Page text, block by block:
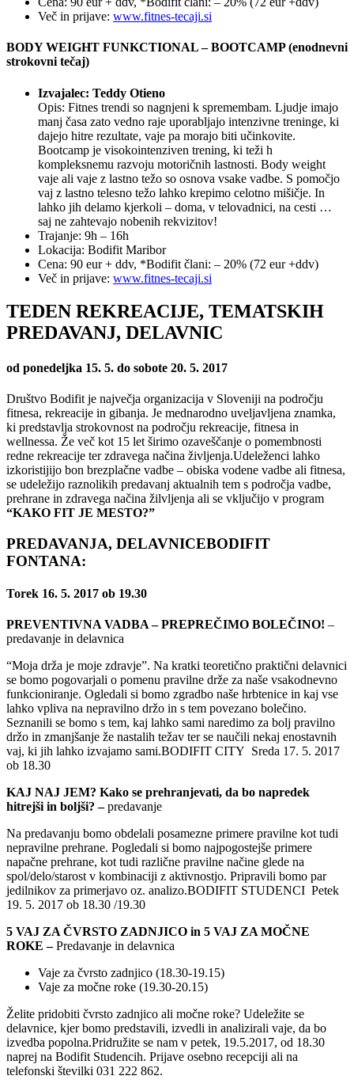
Več in prijave: www.fitnes-tecaji.si
BODY WEIGHT FUNKCTIONAL – BOOTCAMP (enodnevni
strokovni tečaj)
Izvajalec: Teddy Otieno
Opis: Fitnes trendi so nagnjeni k spremembam. Ljudje imajo
manj časa zato vedno raje uporabljajo intenzivne treninge, ki
dajejo hitre rezultate, vaje pa morajo biti učinkovite.
Bootcamp je visokointenziven trening, ki teži h
kompleksnemu razvoju motoričnih lastnosti. Body weight
vaje ali vaje z lastno težo so osnova vsake vadbe. S pomočjo
vaj z lastno telesno težo lahko krepimo celotno mišičje. In
lahko jih delamo kjerkoli – doma, v telovadnici, na cesti …
saj ne zahtevajo nobenih rekvizitov!
Trajanje: 9h – 16h
Lokacija: Bodifit Maribor
Cena: 90 eur + ddv, *Bodifit člani: – 20% (72 eur +ddv)
Več in prijave: www.fitnes-tecaji.si
TEDEN REKREACIJE, TEMATSKIH
PREDAVANJ, DELAVNIC
od ponedeljka 15. 5. do sobote 20. 5. 2017
Društvo Bodifit je največja organizacija v Sloveniji na področju
fitnesa, rekreacije in gibanja. Je mednarodno uveljavljena znamka,
ki predstavlja strokovnost na področju rekreacije, fitnesa in
wellnessa. Že več kot 15 let širimo ozaveščanje o pomembnosti
redne rekreacije ter zdravega načina življenja.Udeleženci lahko
izkoristijijo bon brezplačne vadbe – obiska vodene vadbe ali fitnesa,
se udeležijo raznolikih predavanj aktualnih tem s področja vadbe,
prehrane in zdravega načina žilvljenja ali se vključijo v program
“KAKO FIT JE MESTO?”
PREDAVANJA, DELAVNICEBODIFIT
FONTANA:
Torek 16. 5. 2017 ob 19.30
PREVENTIVNA VADBA – PREPREČIMO BOLEČINO! –
predavanje in delavnica
“Moja drža je moje zdravje”. Na kratki teoretično praktični delavnici
se bomo pogovarjali o pomenu pravilne drže za naše vsakodnevno
funkcioniranje. Ogledali si bomo zgradbo naše hrbtenice in kaj vse
lahko vpliva na nepravilno držo in s tem povezano bolečino.
Seznanili se bomo s tem, kaj lahko sami naredimo za bolj pravilno
držo in zmanjšanje že nastalih težav ter se naučili nekaj enostavnih
vaj, ki jih lahko izvajamo sami.BODIFIT CITY Sreda 17. 5. 2017
ob 18.30
KAJ NAJ JEM? Kako se prehranjevati, da bo napredek
hitrejši in boljši? –predavanje
Na predavanju bomo obdelali posamezne primere pravilne kot tudi
nepravilne prehrane. Pogledali si bomo najpogostejše primere
napačne prehrane, kot tudi različne pravilne načine glede na
spol/delo/starost v kombinaciji z aktivnostjo. Pripravili bomo par
jedilnikov za primerjavo oz. analizo.BODIFIT STUDENCI Petek
19. 5. 2017 ob 18.30 /19.30
5 VAJ ZA ČVRSTO ZADNJICO in 5 VAJ ZA MOČNE
ROKE –Predavanje in delavnica
Vaje za čvrsto zadnjico (18.30-19.15)
Vaje za močne roke (19.30-20.15)
Želite pridobiti čvrsto zadnjico ali močne roke? Udeležite se
delavnice, kjer bomo predstavili, izvedli in analizirali vaje, da bo
izvedba popolna.Pridružite se nam v petek, 19.5.2017, od 18.30
naprej na Bodifit Studencih. Prijave osebno recepciji ali na
telefonski številki 031 222 862.